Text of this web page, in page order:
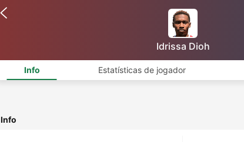
Idrissa Dioh
Info Estatísticas de jogador
Info